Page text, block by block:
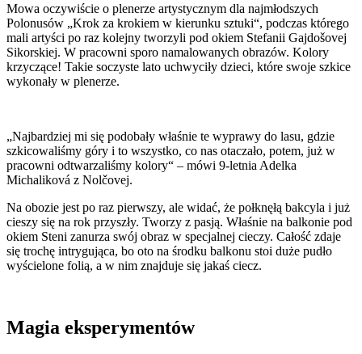
Mowa oczywiście o plenerze artystycznym dla najmłodszych
Polonusów „Krok za krokiem w kierunku sztuki“, podczas którego
mali artyści po raz kolejny tworzyli pod okiem Stefanii Gajdošovej
Sikorskiej. W pracowni sporo namalowanych obrazów. Kolory
krzyczące! Takie soczyste lato uchwyciły dzieci, które swoje szkice
wykonały w plenerze.
„Najbardziej mi się podobały właśnie te wyprawy do lasu, gdzie
szkicowaliśmy góry i to wszystko, co nas otaczało, potem, już w
pracowni odtwarzaliśmy kolory“ – mówi 9-letnia Adelka
Michaliková z Nolčovej.
Na obozie jest po raz pierwszy, ale widać, że połknęłą bakcyla i już
cieszy się na rok przyszły. Tworzy z pasją. Właśnie na balkonie pod
okiem Steni zanurza swój obraz w specjalnej cieczy. Całość zdaje
się trochę intrygująca, bo oto na środku balkonu stoi duże pudło
wyścielone folią, a w nim znajduje się jakaś ciecz.
Magia eksperymentów